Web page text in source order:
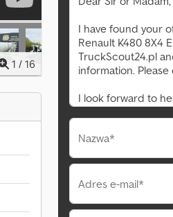
1 / 16
Nazwa*
Adres e-mail*